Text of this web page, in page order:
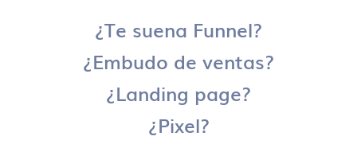
¿Te suena Funnel?
¿Embudo de ventas?
¿Landing page?
¿Pixel?